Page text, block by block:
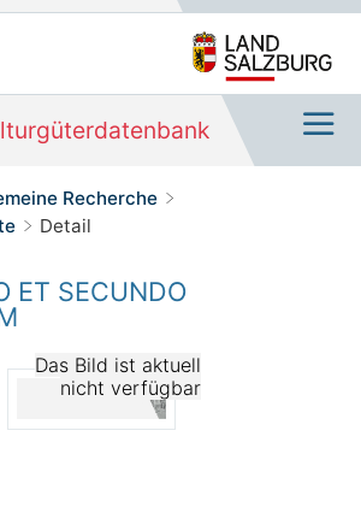
Recherche
>Detail
ET SECUNDO
Das Bild ist aktuell
nicht verfügbar